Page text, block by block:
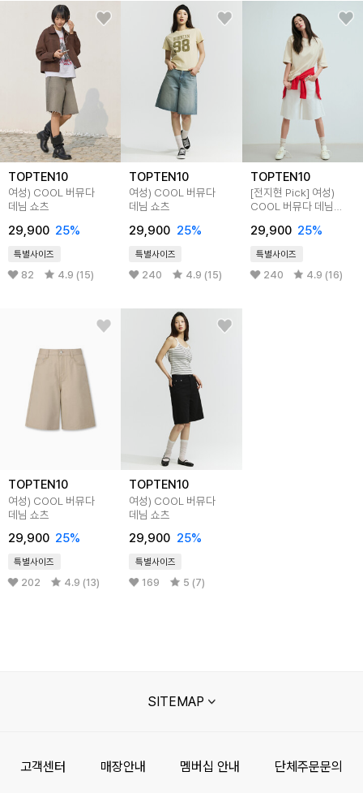
TOPTEN10
여성) COOL 버뮤다
데님 쇼츠
29,900 25%
특별사이즈
82 4.9 (15)
TOPTEN10
여성) COOL 버뮤다
데님 쇼츠
29,900 25%
특별사이즈
240 4.9 (15)
TOPTEN10
[전지현 Pick] 여성)
COOL 버뮤다 데님
29,900 25%
특별사이즈
240 4.9 (16)
TOPTEN10
여성) COOL 버뮤다
데님 쇼츠
29,900 25%
특별사이즈
202 4.9 (13)
TOPTEN10
여성) COOL 버뮤다
데님 쇼츠
29,900 25%
특별사이즈
169 5 (7)
SITEMAP
고객센터 매장안내 멤버십 안내 단체주문문의